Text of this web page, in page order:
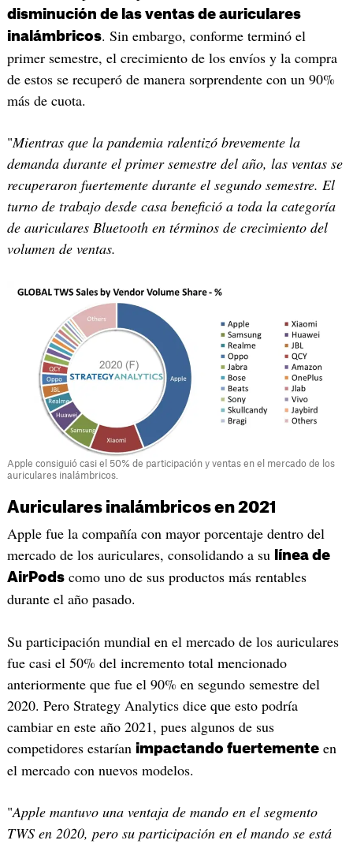
disminución de las ventas de auriculares
inalámbricos. Sin embargo, conforme terminó el
primer semestre, el crecimiento de los envíos y la compra
de estos se recuperó de manera sorprendente con un 90%
más de cuota.
"Mientras que la pandemia ralentizó brevemente la
demanda durante el primer semestre del año, las ventas se
recuperaron fuertemente durante el segundo semestre. El
turno de trabajo desde casa benefició a toda la categoría
de auriculares Bluetooth en términos de crecimiento del
volumen de ventas.
Apple consiguió casi el 50% de participación y ventas en el mercado de los
auriculares inalámbricos.
Auriculares inalámbricos en 2021
Apple fue la compañía con mayor porcentaje dentro del
mercado de los auriculares, consolidando a su
línea de
AirPodscomo uno de sus productos más rentables
durante el año pasado.
Su participación mundial en el mercado de los auriculares
fue casi el 50% del incremento total mencionado
anteriormente que fue el 90% en segundo semestre del
2020. Pero Strategy Analytics dice que esto podría
cambiar en este año 2021, pues algunos de sus
competidores estarían impactando fuertementeen
el mercado con nuevos modelos.
"Apple mantuvo una ventaja de mando en el segmento
TWS en 2020, pero su participación en el mando se está